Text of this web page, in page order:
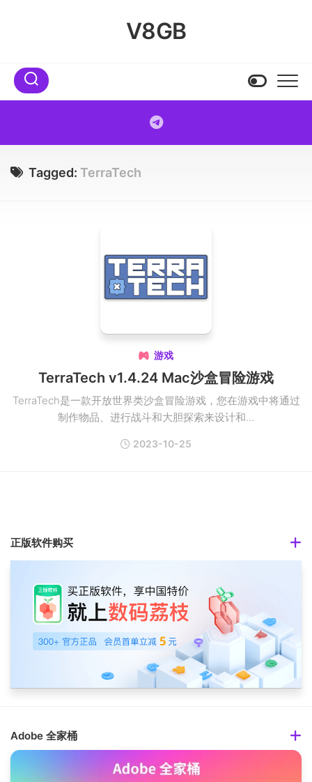
V8GB
Tagged: TerraTech
 游戏
TerraTech v1.4.24 Mac沙盒冒险游戏
TerraTech是一款开放世界类沙盒冒险游戏，您在游戏中将通过
制作物品、进行战斗和大胆探索来设计和...
2023-10-25
正版软件购买
Adobe 全家桶